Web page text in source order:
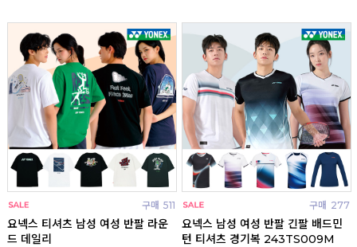
구매 511
요넥스 티셔츠 남성 여성 반팔 라운
드 데일리
구매 277
요넥스 남성 여성 반팔 긴팔 배드민
턴 티셔츠 경기복 243TS009M